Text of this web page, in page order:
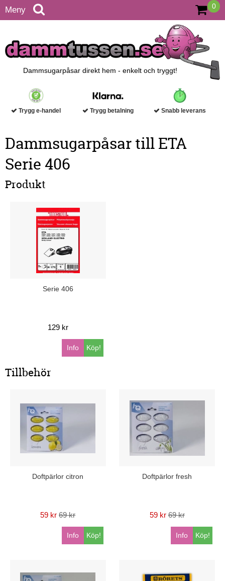
Meny 0
Dammsugarpåsar direkt hem - enkelt och tryggt!
Trygg e-handel Trygg betalning Snabb leverans
Dammsugarpåsar till ETA
Serie 406
Produkt
Serie 406
129 kr
Köp!
Info
Tillbehör
Doftpärlor citron
59 kr 69 kr
Köp!
Info
Doftpärlor fresh
59 kr 69 kr
Köp!
Info